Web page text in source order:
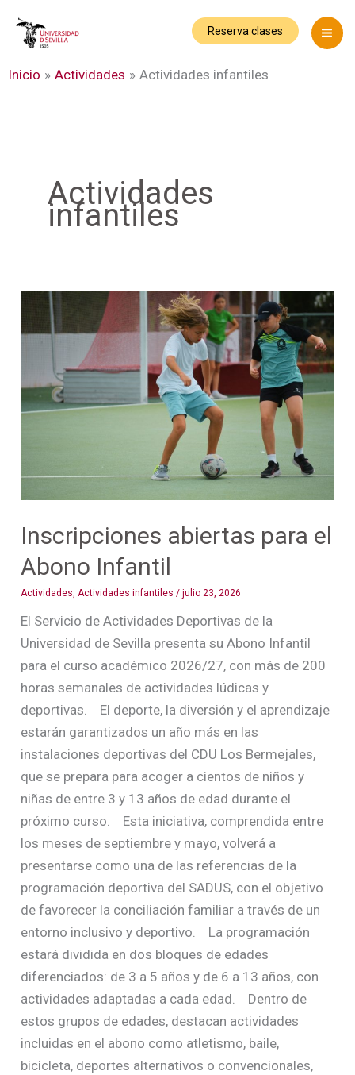
Reserva clases
Inicio Actividades Actividades infantiles
Actividades
infantiles
Inscripciones abiertas para el
Abono Infantil
Actividades,Actividades infantiles /julio 23, 2026
El Servicio de Actividades Deportivas de la
Universidad de Sevilla presenta su Abono Infantil
para el curso académico 2026/27, con más de 200
horas semanales de actividades lúdicas y
deportivas. El deporte, la diversión y el aprendizaje
estarán garantizados un año más en las
instalaciones deportivas del CDU Los Bermejales,
que se prepara para acoger a cientos de niños y
niñas de entre 3 y 13 años de edad durante el
próximo curso. Esta iniciativa, comprendida entre
los meses de septiembre y mayo, volverá a
presentarse como una de las referencias de la
programación deportiva del SADUS, con el objetivo
de favorecer la conciliación familiar a través de un
entorno inclusivo y deportivo. La programación
estará dividida en dos bloques de edades
diferenciados: de 3 a 5 años y de 6 a 13 años, con
actividades adaptadas a cada edad. Dentro de
estos grupos de edades, destacan actividades
incluidas en el abono como atletismo, baile,
bicicleta, deportes alternativos o convencionales,
Inscripciones
abiertas
Abono
Infantil